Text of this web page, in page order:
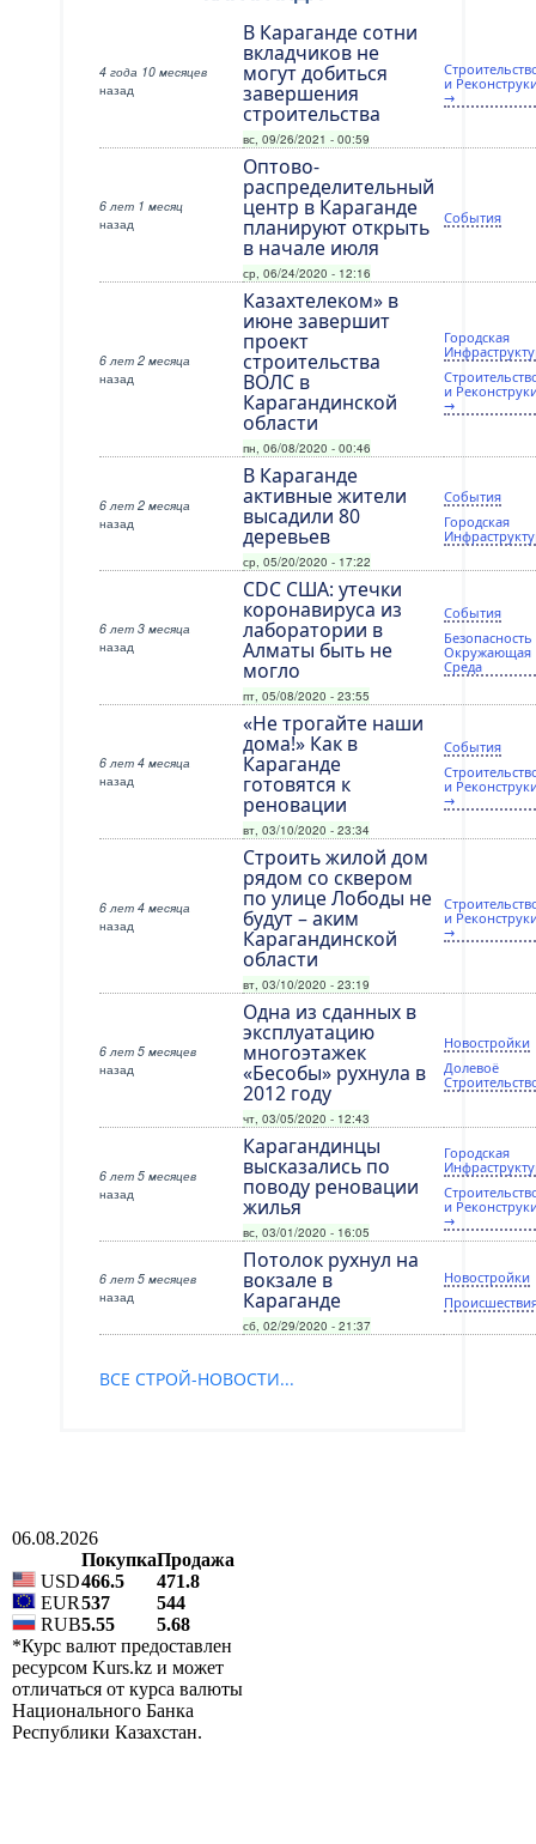
4 года 10 месяцев
назад
В Караганде сотни
вкладчиков не
могут добиться
завершения
строительства
вс, 09/26/2021 - 00:59
и
→
6 лет 1 месяц
назад
Оптово-
распределительный
центр в Караганде
планируют открыть
в начале июля
ср, 06/24/2020 - 12:16
События
6 лет 2 месяца
назад
Казахтелеком» в
июне завершит
проект
строительства
ВОЛС в
Карагандинской
области
пн, 06/08/2020 - 00:46
Городская
и
→
6 лет 2 месяца
назад
В Караганде
активные жители
высадили 80
деревьев
ср, 05/20/2020 - 17:22
События
Городская
6 лет 3 месяца
назад
CDC США: утечки
коронавируса из
лаборатории в
Алматы быть не
могло
пт, 05/08/2020 - 23:55
События
Окружающая
Среда
6 лет 4 месяца
назад
«Не трогайте наши
дома!» Как в
Караганде
готовятся к
реновации
вт, 03/10/2020 - 23:34
События
и
→
6 лет 4 месяца
назад
Строить жилой дом
рядом со сквером
по улице Лободы не
будут – аким
Карагандинской
области
вт, 03/10/2020 - 23:19
и
→
6 лет 5 месяцев
назад
Одна из сданных в
эксплуатацию
многоэтажек
«Бесобы» рухнула в
2012 году
чт, 03/05/2020 - 12:43
Новостройки
Долевоё
6 лет 5 месяцев
назад
Карагандинцы
высказались по
поводу реновации
жилья
вс, 03/01/2020 - 16:05
Городская
и
→
6 лет 5 месяцев
назад
Потолок рухнул на
вокзале в
Караганде
сб, 02/29/2020 - 21:37
Новостройки
ВСЕ СТРОЙ-НОВОСТИ...